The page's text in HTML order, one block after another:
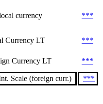
currency ***
Currency LT
***
Currency LT ***
Scale (foreign curr.) ***